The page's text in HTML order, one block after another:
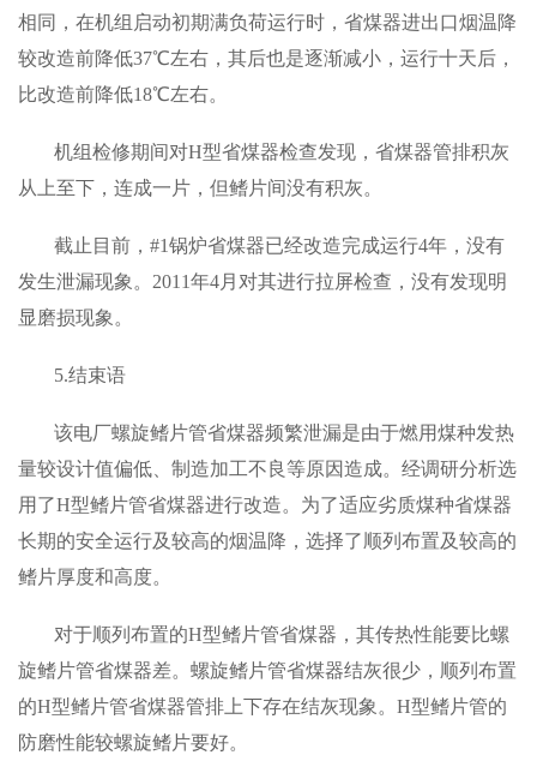
相同，在机组启动初期满负荷运行时，省煤器进出口烟温降
较改造前降低37℃左右，其后也是逐渐减小，运行十天后，
比改造前降低18℃左右。
机组检修期间对H型省煤器检查发现，省煤器管排积灰
从上至下，连成一片，但鳍片间没有积灰。
截止目前，#1锅炉省煤器已经改造完成运行4年，没有
发生泄漏现象。2011年4月对其进行拉屏检查，没有发现明
显磨损现象。
5.结束语
该电厂螺旋鳍片管省煤器频繁泄漏是由于燃用煤种发热
量较设计值偏低、制造加工不良等原因造成。经调研分析选
用了H型鳍片管省煤器进行改造。为了适应劣质煤种省煤器
长期的安全运行及较高的烟温降，选择了顺列布置及较高的
鳍片厚度和高度。
对于顺列布置的H型鳍片管省煤器，其传热性能要比螺
旋鳍片管省煤器差。螺旋鳍片管省煤器结灰很少，顺列布置
的H型鳍片管省煤器管排上下存在结灰现象。H型鳍片管的
防磨性能较螺旋鳍片要好。